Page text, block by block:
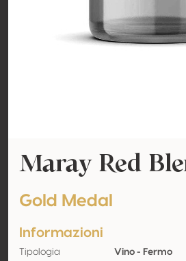
Maray Red
Gold Medal
Informazioni
Tipologia Vino - Fermo